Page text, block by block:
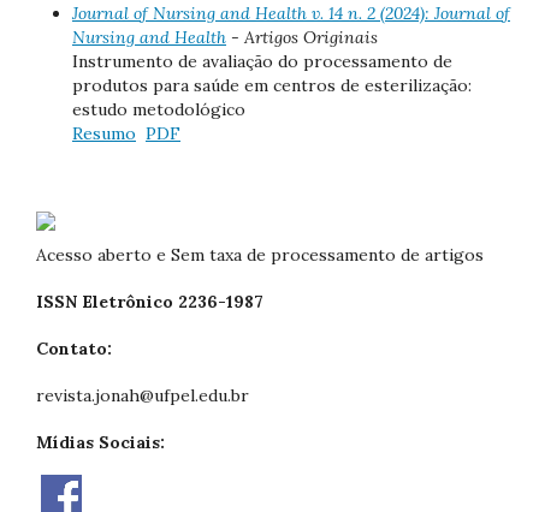
Journal of Nursing and Health v. 14 n. 2 (2024): Journal of
Nursing and Health - Artigos Originais
Instrumento de avaliação do processamento de
produtos para saúde em centros de esterilização:
estudo metodológico
Resumo PDF
Acesso aberto e Sem taxa de processamento de artigos
ISSN Eletrônico 2236-1987
Contato:
revista.jonah@ufpel.edu.br
Mídias Sociais: